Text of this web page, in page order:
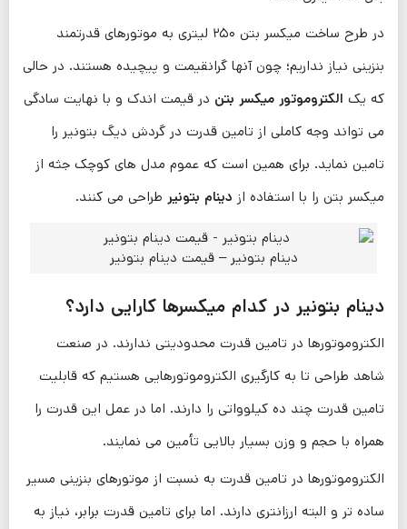
در طرح ساخت میکسر بتن ۲۵۰ لیتری به موتورهای قدرتمند
بنزینی نیاز نداریم؛ چون آنها گرانقیمت و پیچیده هستند. در حالی
که یک الکتروموتور میکسر بتن در قیمت اندک و با نهایت سادگی
می‌ تواند وجه کاملی از تامین قدرت در گردش دیگ بتونیر را
تامین نماید. برای همین است که عموم مدل های کوچک جثه از
میکسر بتن را با استفاده از دینام بتونیر طراحی می‌ کنند.
دینام بتونیر – قیمت دینام بتونیر
دینام بتونیر در کدام میکسرها کارایی دارد؟
الکتروموتورها در تامین قدرت محدودیتی ندارند. در صنعت
شاهد طراحی تا به کارگیری الکتروموتورهایی هستیم که قابلیت
تامین قدرت چند ده کیلوواتی را دارند. اما در عمل این قدرت را
همراه با حجم و وزن بسیار بالایی تأمین می‌ نمایند.
الکتروموتورها در تامین قدرت به نسبت از موتورهای بنزینی مسیر
ساده تر و البته ارزانتری دارند. اما برای تامین قدرت برابر، نیاز به